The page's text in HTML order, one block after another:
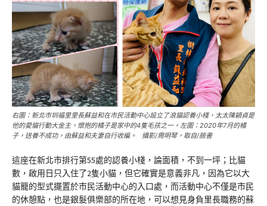
右圖：新北市圳福里里長蘇益和在市民活動中心設立了浪貓認養小棧，太太陳穎貞是
他的愛貓行動大金主，懷抱的橘子是家中的4隻毛孩之一。左圖：2020年7月的橘
子，送養不成功，由蘇益和夫妻自行收編。 攝影/周明琴，取自/臉書
這座在新北市排行第55處的認養小棧，論面積，不到一坪；比貓
數，啟用日只入住了2隻小貓，但它確實是意義非凡，因為它以大
貓籠的型式擺置於市民活動中心的入口處，而活動中心不僅是市民
的休憩點，也是銀髮俱樂部的所在地，可以想見身負里長職務的蘇